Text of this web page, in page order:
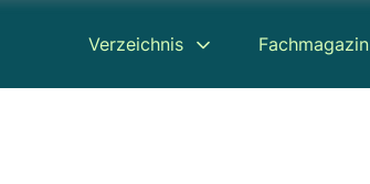
Verzeichnis Fachmagazin